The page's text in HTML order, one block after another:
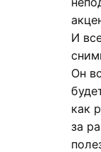
И
Он
как
за